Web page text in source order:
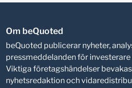
Om beQuoted
beQuoted publicerar nyheter,
pressmeddelanden för
Viktiga företagshändelser
nyhetsredaktion och